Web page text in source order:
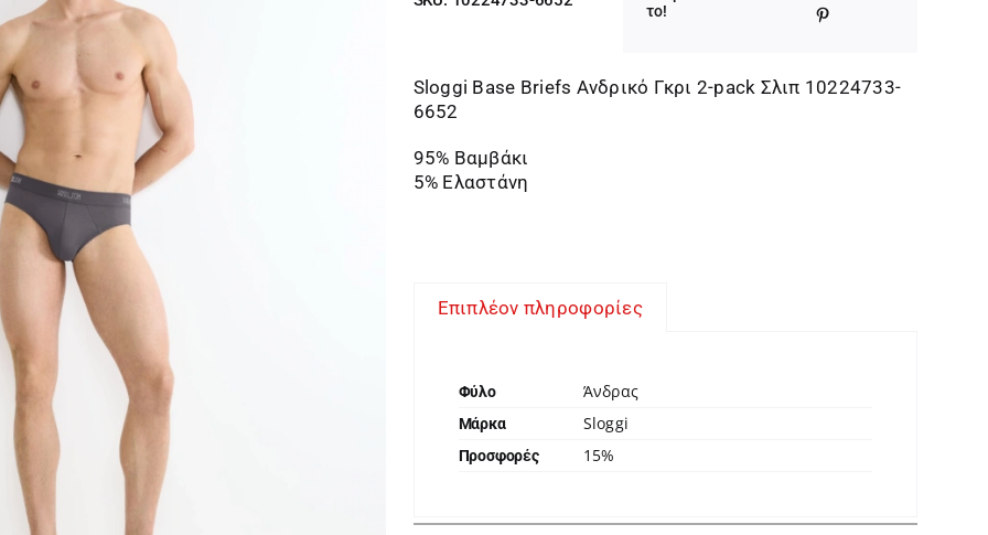
16,11 €.
το!
Sloggi Base Briefs Ανδρικό Γκρι 2-pack Σλιπ 10224733-
6652
95% Βαμβάκι
5% Ελαστάνη
Επιπλέον πληροφορίες
Φύλο Άνδρας
Μάρκα Sloggi
Προσφορές 15%